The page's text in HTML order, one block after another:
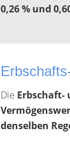
0,26 % und
Die Erbschaft-
denselben